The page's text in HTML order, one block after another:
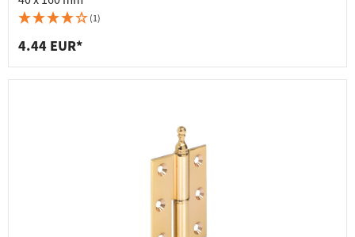
(1)
4.44 EUR*